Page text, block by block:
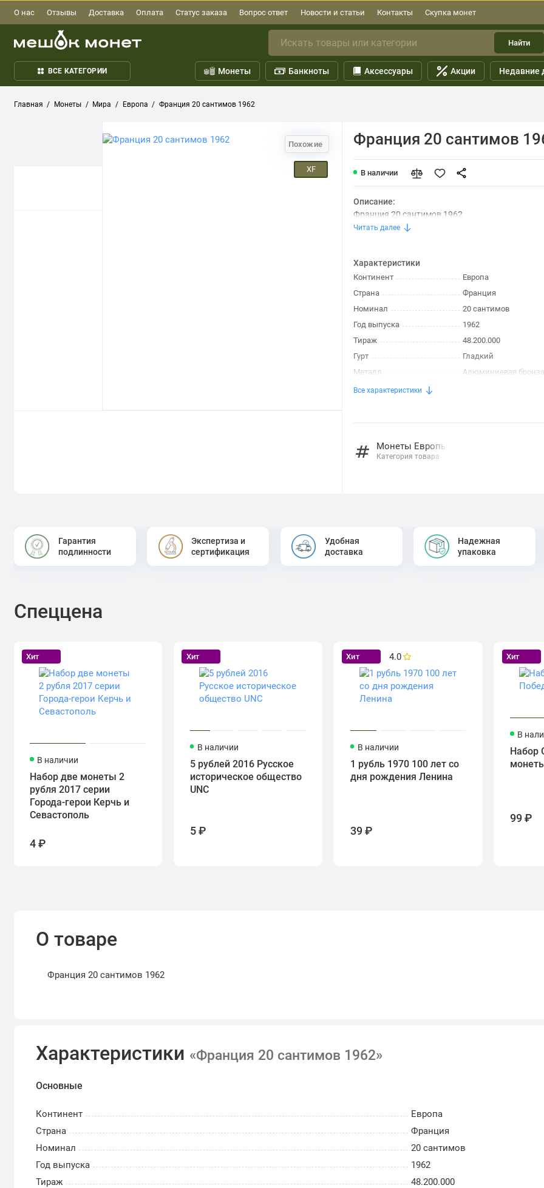
О нас Отзывы Доставка Оплата Статус заказа Вопрос ответ Новости и статьи Контакты Скупка монет
Найти
ВСЕ КАТЕГОРИИ Монеты Банкноты Аксессуары Акции Недавние
Главная Монеты Мира Европа Франция 20 сантимов 1962
Похожие
XF
Франция 20 сантимов
В наличии
Описание:
Франция 20 сантимов 1962
Читать далее
Характеристики
Континент
Европа
Страна
Франция
Номинал
20 сантимов
Год выпуска
1962
Тираж
48.200.000
Гурт
Гладкий
Металл
Алюминиевая бронза
Все характеристики
Монеты Европы
Категория товара
Гарантия
подлинности
Экспертиза и
сертификация
Удобная
доставка
Надежная
упаковка
Спеццена
Хит
В наличии
Набор две монеты 2
рубля 2017 серии
Города-герои Керчь и
Севастополь
4 ₽
Хит
В наличии
5 рублей 2016 Русское
историческое общество
UNC
5 ₽
Хит 4.0
В наличии
1 рубль 1970 100 лет со
дня рождения Ленина
39 ₽
Хит
В
Набор
99 ₽
О товаре
Франция 20 сантимов 1962
Характеристики «Франция 20 сантимов 1962»
Основные
Континент
Европа
Страна
Франция
Номинал
20 сантимов
Год выпуска
1962
Тираж
48.200.000